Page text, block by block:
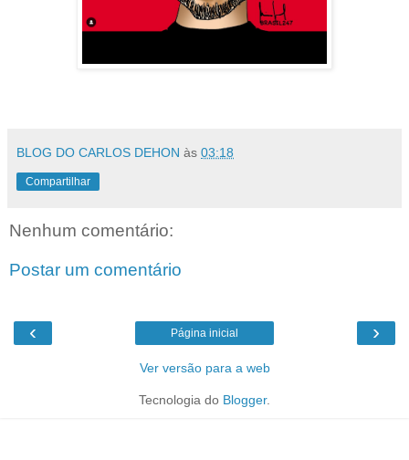
BLOG DO CARLOS DEHON às 03:18
Compartilhar
Nenhum comentário:
Postar um comentário
‹ ›
Página inicial
Ver versão para a web
Tecnologia do Blogger.